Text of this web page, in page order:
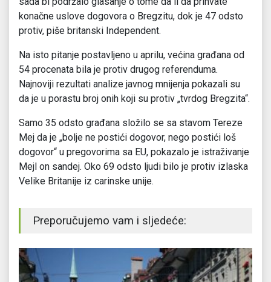
konačne uslove dogovora o Bregzitu, dok je 47 odsto
protiv, piše britanski Independent.
Na isto pitanje postavljeno u aprilu, većina građana od
54 procenata bila je protiv drugog referenduma.
Najnoviji rezultati analize javnog mnijenja pokazali su
da je u porastu broj onih koji su protiv „tvrdog Bregzita“.
Samo 35 odsto građana složilo se sa stavom Tereze
Mej da je „bolje ne postići dogovor, nego postići loš
dogovor“ u pregovorima sa EU, pokazalo je istraživanje
Mejl on sandej. Oko 69 odsto ljudi bilo je protiv izlaska
Velike Britanije iz carinske unije.
Preporučujemo vam i sljedeće: